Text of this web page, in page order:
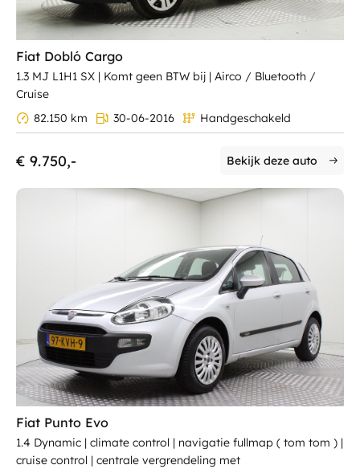
Fiat Dobló Cargo
1.3 MJ L1H1 SX | Komt geen BTW bij | Airco / Bluetooth /
Cruise
82.150 km
30-06-2016 Handgeschakeld
€ 9.750,- Bekijk deze auto
Fiat Punto Evo
1.4 Dynamic | climate control | navigatie fullmap ( tom tom ) |
cruise control | centrale vergrendeling met